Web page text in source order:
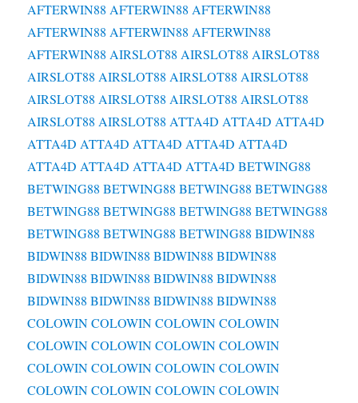
AFTERWIN88 AFTERWIN88 AFTERWIN88
AFTERWIN88 AFTERWIN88 AFTERWIN88
AFTERWIN88 AIRSLOT88 AIRSLOT88 AIRSLOT88
AIRSLOT88 AIRSLOT88 AIRSLOT88 AIRSLOT88
AIRSLOT88 AIRSLOT88 AIRSLOT88 AIRSLOT88
AIRSLOT88 AIRSLOT88 ATTA4D ATTA4D ATTA4D
ATTA4D ATTA4D ATTA4D ATTA4D ATTA4D
ATTA4D ATTA4D ATTA4D ATTA4D BETWING88
BETWING88 BETWING88 BETWING88 BETWING88
BETWING88 BETWING88 BETWING88 BETWING88
BETWING88 BETWING88 BETWING88 BIDWIN88
BIDWIN88 BIDWIN88 BIDWIN88 BIDWIN88
BIDWIN88 BIDWIN88 BIDWIN88 BIDWIN88
BIDWIN88 BIDWIN88 BIDWIN88 BIDWIN88
COLOWIN COLOWIN COLOWIN COLOWIN
COLOWIN COLOWIN COLOWIN COLOWIN
COLOWIN COLOWIN COLOWIN COLOWIN
COLOWIN COLOWIN COLOWIN COLOWIN